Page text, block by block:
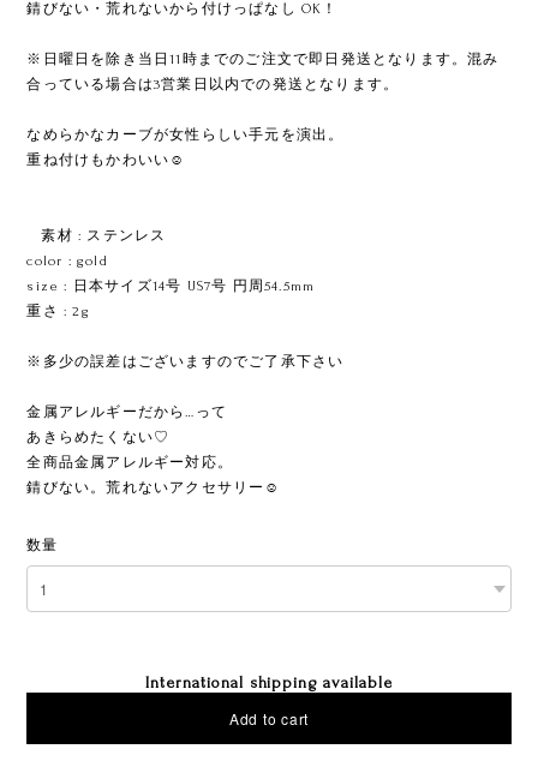
錆びない・荒れないから付けっぱなし OK！
※日曜日を除き当日11時までのご注文で即日発送となります。混み
合っている場合は3営業日以内での発送となります。
なめらかなカーブが女性らしい手元を演出。
重ね付けもかわいい☺︎
ㅤㅤㅤㅤㅤㅤㅤㅤㅤㅤ素材 : ステンレス
color : gold
size : 日本サイズ14号 US7号 円周54.5mm
重さ : 2g
※多少の誤差はございますのでご了承下さい
金属アレルギーだから…って
あきらめたくない♡
全商品金属アレルギー対応。
錆びない。荒れないアクセサリー☺︎
数量
International shipping available
Add to cart